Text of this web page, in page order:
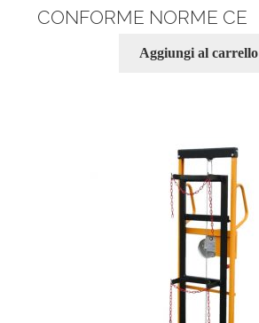
CONFORME NORME CE
Aggiungi al carrello